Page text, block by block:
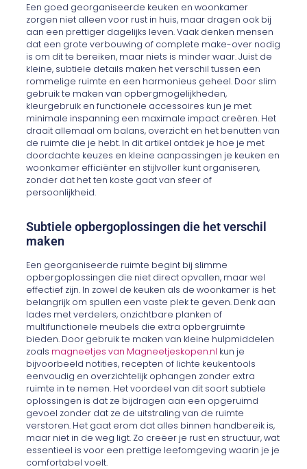
Een goed georganiseerde keuken en woonkamer
zorgen niet alleen voor rust in huis, maar dragen ook bij
aan een prettiger dagelijks leven. Vaak denken mensen
dat een grote verbouwing of complete make-over nodig
is om dit te bereiken, maar niets is minder waar. Juist de
kleine, subtiele details maken het verschil tussen een
rommelige ruimte en een harmonieus geheel. Door slim
gebruik te maken van opbergmogelijkheden,
kleurgebruik en functionele accessoires kun je met
minimale inspanning een maximale impact creëren. Het
draait allemaal om balans, overzicht en het benutten van
de ruimte die je hebt. In dit artikel ontdek je hoe je met
doordachte keuzes en kleine aanpassingen je keuken en
woonkamer efficiënter en stijlvoller kunt organiseren,
zonder dat het ten koste gaat van sfeer of
persoonlijkheid.
Subtiele opbergoplossingen die het verschil
maken
Een georganiseerde ruimte begint bij slimme
opbergoplossingen die niet direct opvallen, maar wel
effectief zijn. In zowel de keuken als de woonkamer is het
belangrijk om spullen een vaste plek te geven. Denk aan
lades met verdelers, onzichtbare planken of
multifunctionele meubels die extra opbergruimte
bieden. Door gebruik te maken van kleine hulpmiddelen
zoals magneetjes van Magneetjeskopen.nl kun je
bijvoorbeeld notities, recepten of lichte keukentools
eenvoudig en overzichtelijk ophangen zonder extra
ruimte in te nemen. Het voordeel van dit soort subtiele
oplossingen is dat ze bijdragen aan een opgeruimd
gevoel zonder dat ze de uitstraling van de ruimte
verstoren. Het gaat erom dat alles binnen handbereik is,
maar niet in de weg ligt. Zo creëer je rust en structuur, wat
essentieel is voor een prettige leefomgeving waarin je je
comfortabel voelt.